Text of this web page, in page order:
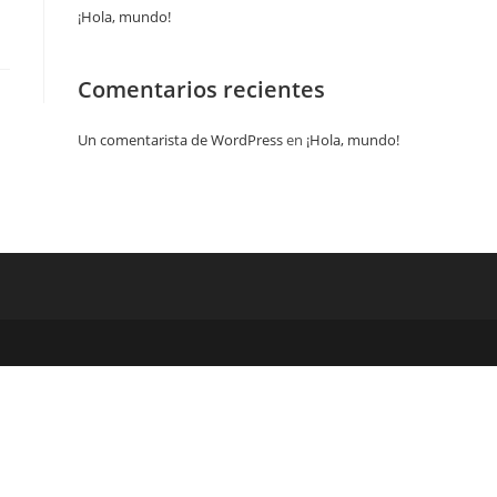
¡Hola, mundo!
Comentarios recientes
Un comentarista de WordPressen ¡Hola, mundo!